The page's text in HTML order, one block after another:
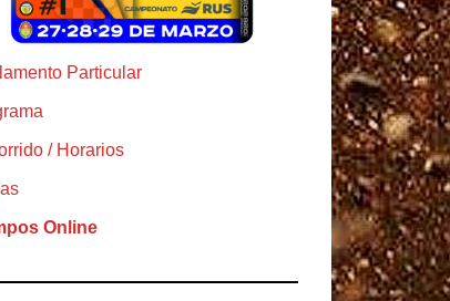
Particular
/ Horarios
Online